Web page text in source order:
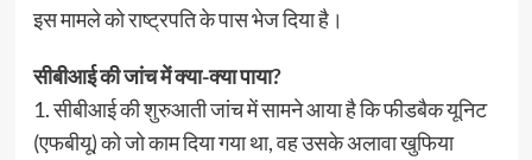
इस मामले को राष्ट्रपति के पास भेज दिया है।
सीबीआई की जांच में क्या-क्या पाया?
1. सीबीआई की शुरुआती जांच में सामने आया है कि फीडबैक यूनिट
(एफबीयू) को जो काम दिया गया था, वह उसके अलावा खुफिया